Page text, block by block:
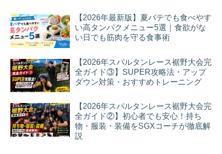
【2026年最新版】夏バテでも食べやす
い高タンパクメニュー5選｜食欲がな
い日でも筋肉を守る食事術
【2026年スパルタンレース裾野大会完
全ガイド③】SUPER攻略法・アップ
ダウン対策・おすすめトレーニング
【2026年スパルタンレース裾野大会完
全ガイド②】初心者でも安心！持ち
物・服装・装備をSGXコーチが徹底解
説